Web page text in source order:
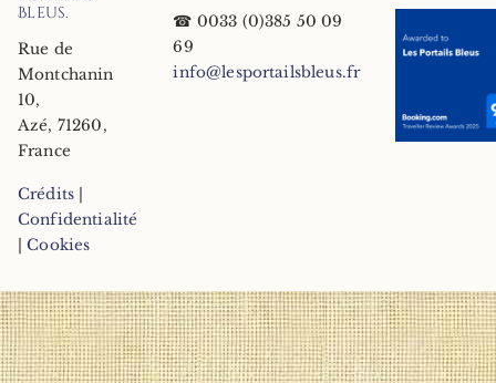
Bleus.
Rue de
Montchanin
10,
Azé, 71260,
France
Crédits
Confidentialité
|Cookies
☎ 0033 (0)385 50 09
69
info@lesportailsbleus.fr